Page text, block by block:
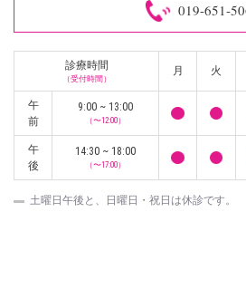
019-651-
診療時間
（受付時間）
月 火
午
前
9:00 ~ 13:00
（〜12:00）
午
後
14:30 ~ 18:00
（〜17:00）
土曜日午後と、日曜日・祝日は休診です。